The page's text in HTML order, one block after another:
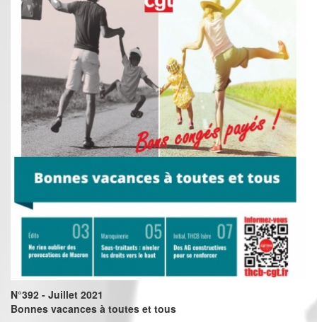
N°392 - Juillet 2021
Bonnes vacances à toutes et tous